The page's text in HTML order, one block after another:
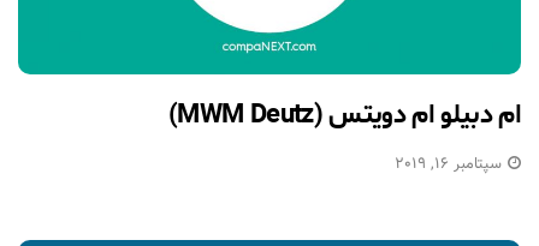
ام دبیلو ام دویتس (MWM Deutz)
سپتامبر 16, 2019